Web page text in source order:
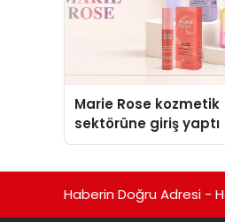
Marie Rose kozmetik
sektörüne giriş yaptı
Haberin Doğru Adresi -